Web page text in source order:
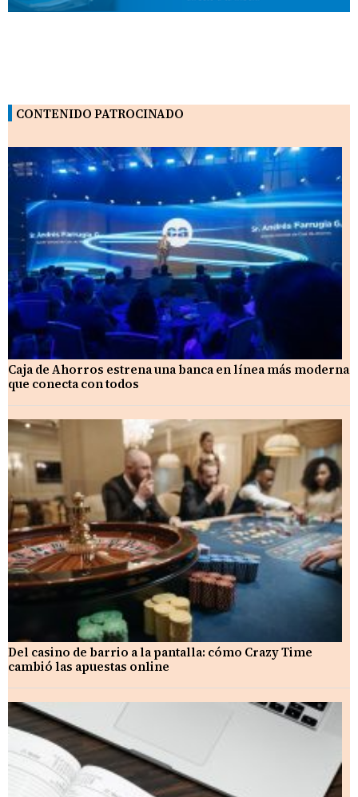
CONTENIDO PATROCINADO
Caja de Ahorros estrena una banca en línea más moderna
que conecta con todos
Del casino de barrio a la pantalla: cómo Crazy Time
cambió las apuestas online